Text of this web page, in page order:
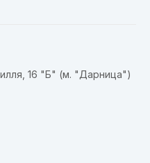
16 "Б" (м. "Дарница")